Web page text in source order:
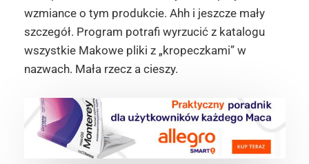
wzmiance o tym produkcie. Ahh i jeszcze mały
szczegół. Program potrafi wyrzucić z katalogu
wszystkie Makowe pliki z „kropeczkami” w
nazwach. Mała rzecz a cieszy.